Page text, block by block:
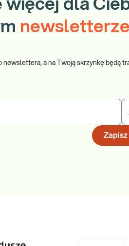
więcej dla
newsletterze
newslettera, a na Twoją skrzynkę będą
Zapisz